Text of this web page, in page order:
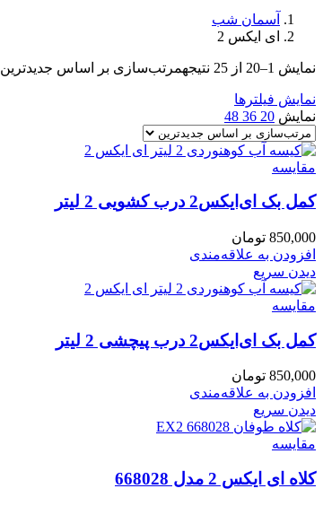
آسمان شب
ای ایکس 2
نمایش 1–20 از 25 نتیجه مرتب‌سازی بر اساس جدیدترین
نمایش فیلترها
نمایش 20
36
48
مقایسه
کمل بک ای‌ایکس‌2 درب کشویی 2 لیتر
850,000 تومان
افزودن به علاقه‌مندی
دیدن سریع
مقایسه
کمل بک ای‌ایکس‌2 درب پیچشی 2 لیتر
850,000 تومان
افزودن به علاقه‌مندی
دیدن سریع
مقایسه
کلاه ای ایکس 2 مدل 668028